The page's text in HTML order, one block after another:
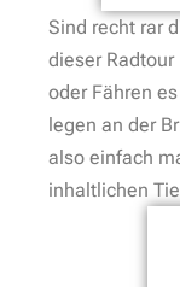
Sind recht rar
dieser
oder Fähren
legen an der
also einfach
inhaltlichen